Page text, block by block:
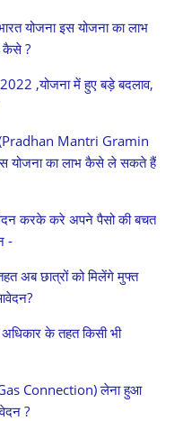
योजना इस योजना का लाभ
कैसे ?
,योजना में हुए बड़े बदलाव,
(Pradhan Mantri Gramin
योजना का लाभ कैसे ले सकते हैं
करके करे अपने पैसो की बचत
-
अब छात्रों को मिलेंगे मुफ्त
के तहत किसी भी
Connection) लेना हुआ
?